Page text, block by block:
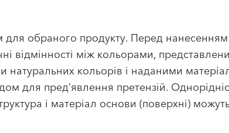
для обраного продукту. Перед
відмінності між кольорами,
кольорів і наданими
для пред’явлення претензій.
і матеріал основи (поверхні)